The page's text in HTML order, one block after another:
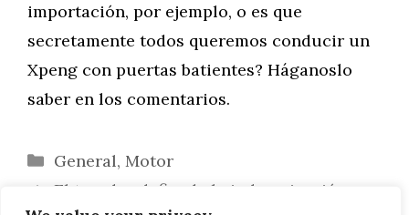
importación, por ejemplo, o es que
secretamente todos queremos conducir un
Xpeng con puertas batientes? Háganoslo
saber en los comentarios.
Categorías
General, Motor
El tasador defiende la indemnización por